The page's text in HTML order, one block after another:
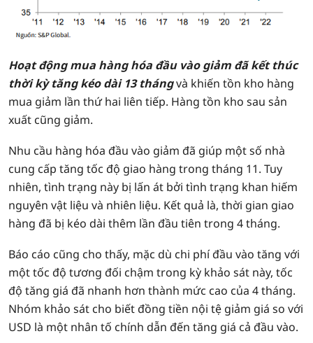
Hoạt động mua hàng hóa đầu vào giảm đã kết thúc
thời kỳ tăng kéo dài 13 thángvà khiến tồn kho hàng
mua giảm lần thứ hai liên tiếp. Hàng tồn kho sau sản
xuất cũng giảm.
Nhu cầu hàng hóa đầu vào giảm đã giúp một số nhà
cung cấp tăng tốc độ giao hàng trong tháng 11. Tuy
nhiên, tình trạng này bị lấn át bởi tình trạng khan hiếm
nguyên vật liệu và nhiên liệu. Kết quả là, thời gian giao
hàng đã bị kéo dài thêm lần đầu tiên trong 4 tháng.
Báo cáo cũng cho thấy, mặc dù chi phí đầu vào tăng với
một tốc độ tương đối chậm trong kỳ khảo sát này, tốc
độ tăng giá đã nhanh hơn thành mức cao của 4 tháng.
Nhóm khảo sát cho biết đồng tiền nội tệ giảm giá so với
USD là một nhân tố chính dẫn đến tăng giá cả đầu vào.